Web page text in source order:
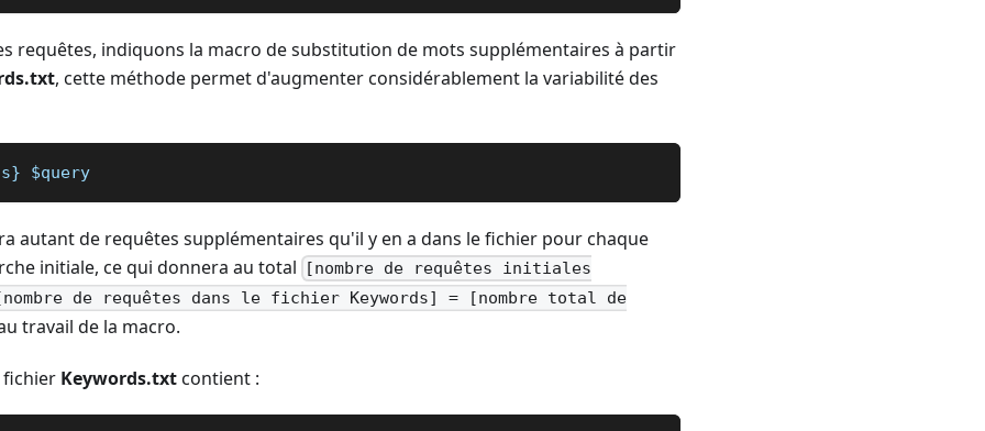
requêtes, indiquons la macro de substitution de mots supplémentaires à partir
, cette méthode permet d'augmenter considérablement la variabilité des
$query
autant de requêtes supplémentaires qu'il y en a dans le fichier pour chaque
initiale, ce qui donnera au total
[nombre de requêtes initiales
de requêtes dans le fichier Keywords] = [nombre total de
travail de la macro.
fichier Keywords.txtcontient :